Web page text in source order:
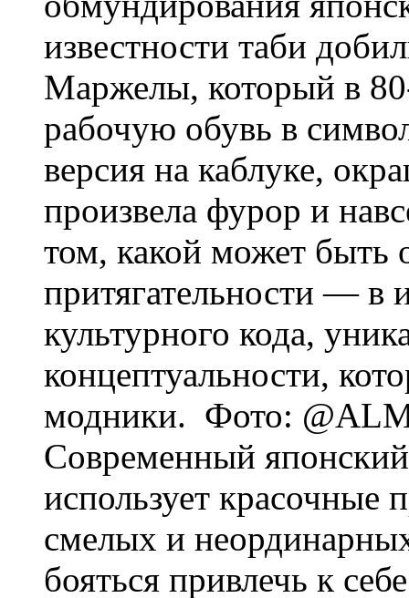
известности таби
Маржелы, который в
рабочую обувь в
версия на каблуке,
произвела фурор и
том, какой может быть
притягательности — в
культурного кода,
концептуальности,
модники. Фото:
Современный
использует
смелых и
бояться привлечь к